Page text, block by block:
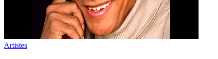
Artistes